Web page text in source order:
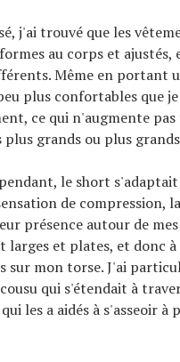
j'ai trouvé que les
au corps et ajustés,
Même en portant
plus confortables que
ce qui n'augmente
plus grands ou plus
le short
de compression,
présence autour de mes
larges et plates, et donc
sur mon torse. J'ai
qui s'étendait à
les a aidés à s'asseoir